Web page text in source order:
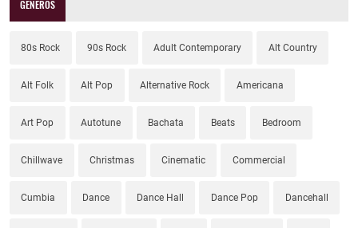
GÉNEROS
80s Rock 90s Rock Adult Contemporary Alt Country
Alt Folk Alt Pop Alternative Rock Americana
Art Pop Autotune Bachata Beats Bedroom
Chillwave Christmas Cinematic Commercial
Cumbia Dance Dance Hall Dance Pop Dancehall